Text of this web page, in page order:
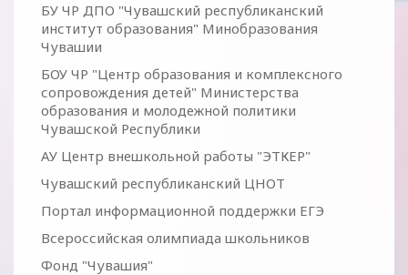
БУ ЧР ДПО "Чувашский республиканский
институт образования" Минобразования
Чувашии
БОУ ЧР "Центр образования и комплексного
сопровождения детей" Министерства
образования и молодежной политики
Чувашской Республики
АУ Центр внешкольной работы "ЭТКЕР"
Чувашский республиканский ЦНОТ
Портал информационной поддержки ЕГЭ
Всероссийская олимпиада школьников
Фонд "Чувашия"